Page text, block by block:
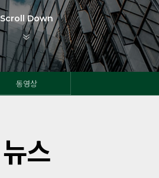
Scroll Down
동영상
뉴스